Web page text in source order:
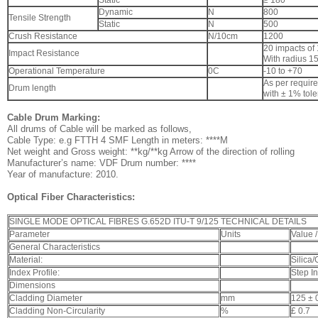
Tensile Strength
Dynamic N
800
Static
N
500
Crush Resistance
N/10cm
1200
Impact Resistance
20 impacts of
With radius
Operational Temperature
0C
-10 to +70
Drum length
As per
with ± 1%
Cable Drum Marking:
All drums of Cable will be marked as follows,
Cable Type: e.g FTTH 4 SMF Length in meters: ****M
Net weight and Gross weight: **kg/**kg Arrow of the direction of rolling
Manufacturer’s name: VDF Drum number: ****
Year of manufacture: 2010.
Optical Fiber Characteristics:
SINGLE MODE OPTICAL FIBRES G.652D ITU-T 9/125 TECHNICAL DETAILS
Parameter
Units
Value
General Characteristics
Material:
Silica/
Index Profile:
Step
Dimensions
Cladding Diameter
mm
125 ±
Cladding Non-Circularity
%
£ 0.7